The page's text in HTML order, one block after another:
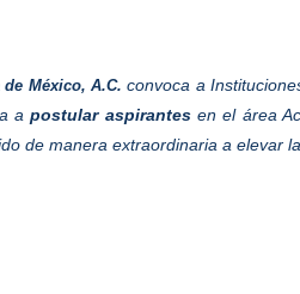
México, A.C. convoca a
apostular aspirantesen el área
de manera extraordinaria a elevar